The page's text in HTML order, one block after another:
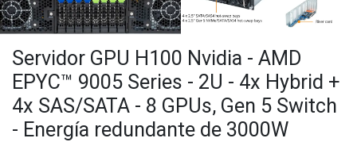
Servidor GPU H100 Nvidia - AMD
EPYC™ 9005 Series - 2U - 4x Hybrid +
4x SAS/SATA - 8 GPUs, Gen 5 Switch
- Energía redundante de 3000W